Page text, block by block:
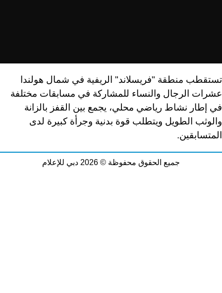
تستقطب منطقة "فريسلاند" الريفية في شمال هولندا
عشرات الرجال والنساء للمشاركة في مسابقات مختلفة
في إطار نشاط رياضي محلي، يجمع بين القفز بالزانة
والوثب الطويل ويتطلب قوة بدنية وجرأة كبيرة لدى
المتسابقين.
جميع الحقوق محفوظة © 2026 دبي للإعلام